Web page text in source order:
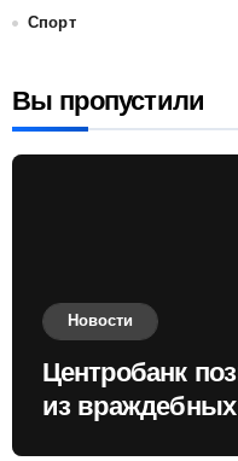
Спорт
Вы пропустили
Новости
Центробанк
из враждебных